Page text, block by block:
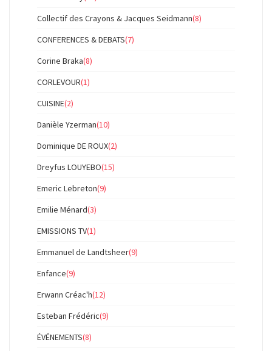
Collectif des Crayons & Jacques Seidmann(8)
CONFERENCES & DEBATS(7)
Corine Braka(8)
CORLEVOUR(1)
CUISINE(2)
Danièle Yzerman(10)
Dominique DE ROUX(2)
Dreyfus LOUYEBO(15)
Emeric Lebreton(9)
Emilie Ménard(3)
EMISSIONS TV(1)
Emmanuel de Landtsheer(9)
Enfance(9)
Erwann Créac'h(12)
Esteban Frédéric(9)
ÉVÉNEMENTS(8)